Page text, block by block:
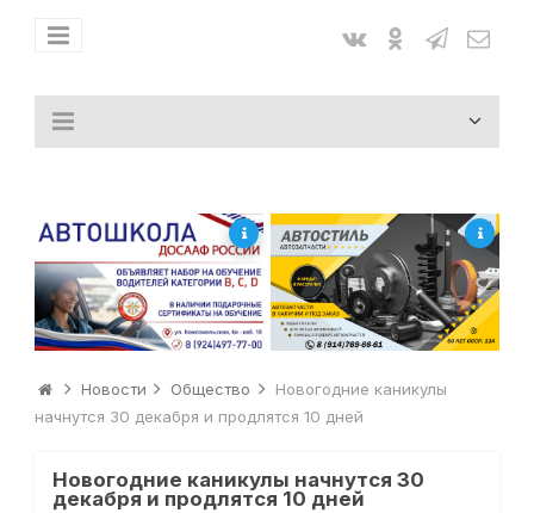
Новости Общество
Новогодние каникулы
начнутся 30 декабря и продлятся 10 дней
Новогодние каникулы начнутся 30
декабря и продлятся 10 дней